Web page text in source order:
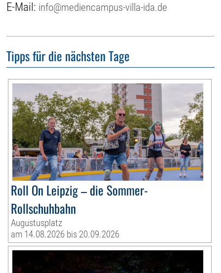
E-Mail: info@mediencampus-villa-ida.de
Tipps für die nächsten Tage
Roll On Leipzig – die Sommer-
Rollschuhbahn
Augustusplatz
am 14.08.2026 bis 20.09.2026